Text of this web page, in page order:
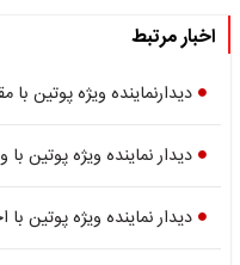
اخبار مرتبط
دیدارنماینده ویژه پوتین با
دیدار نماینده ویژه پوتین با
دیدار نماینده ویژه پوتین